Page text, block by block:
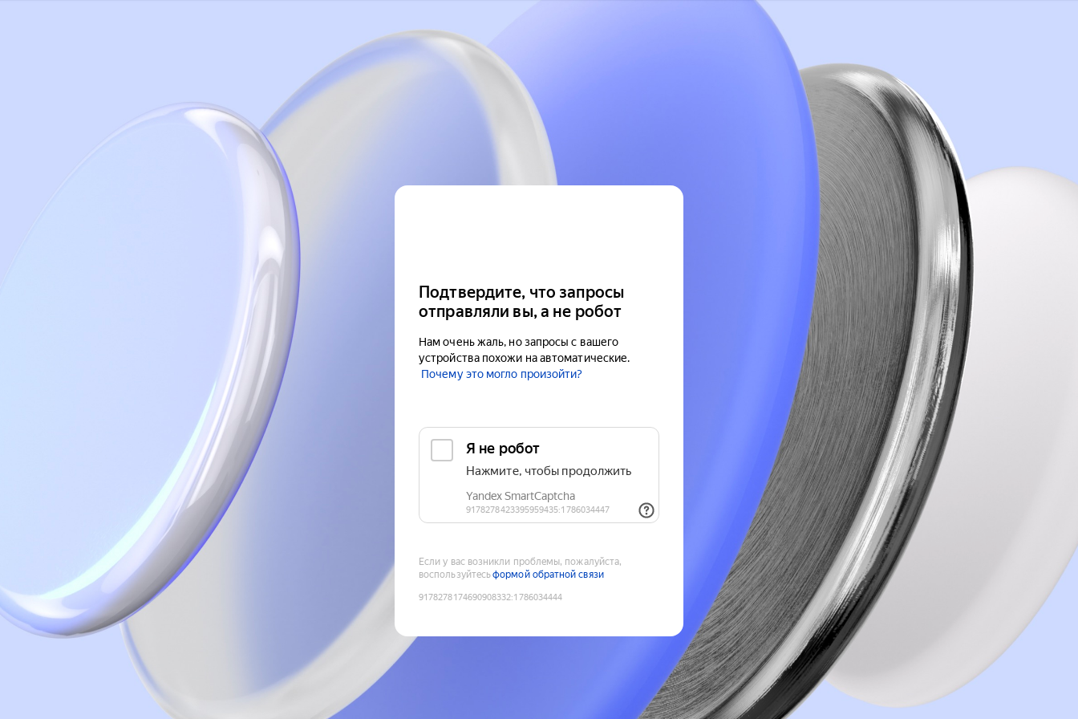
Подтвердите, что запросы
отправляли вы, а не робот
Нам очень жаль, но запросы с вашего
устройства похожи на автоматические.
Почему это могло произойти?
Если у вас возникли проблемы, пожалуйста,
воспользуйтесьформой обратной связи
9178278174690908332:1786034444